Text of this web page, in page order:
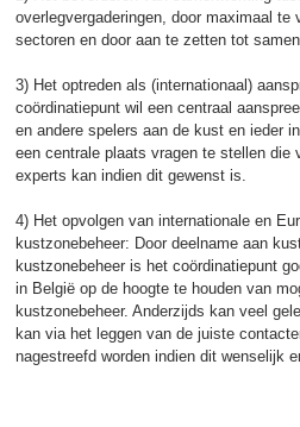
overlegvergaderingen, door maximaal
sectoren en door aan te zetten tot
3) Het optreden als (internationaal)
coördinatiepunt wil een centraal
en andere spelers aan de kust en ieder
een centrale plaats vragen te stellen die
experts kan indien dit gewenst is.
4) Het opvolgen van internationale en
kustzonebeheer: Door deelname aan
kustzonebeheer is het coördinatiepunt
in België op de hoogte te houden van
kustzonebeheer. Anderzijds kan veel
kan via het leggen van de juiste
nagestreefd worden indien dit wenselijk